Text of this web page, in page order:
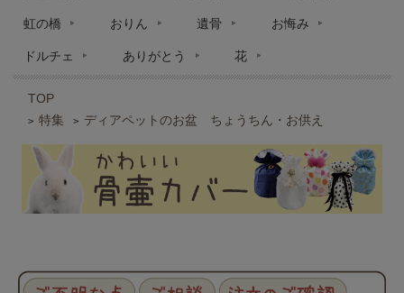
虹の橋 おりん 遺骨 お悔み
ドルチェ ありがとう 花
TOP
> 特集 > ディアペットのお盆 ちょうちん・お供え